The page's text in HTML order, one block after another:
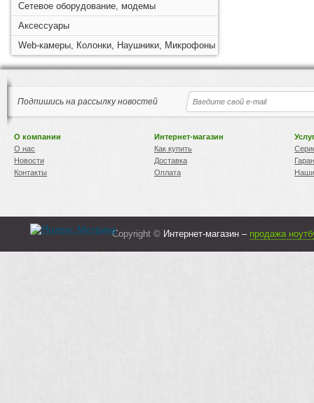
Сетевое оборудование, модемы
Аксессуары
Web-камеры, Колонки, Наушники, Микрофоны
Подпишись на рассылку новостей
О компании
О нас
Новости
Контакты
Интернет-магазин
Как купить
Доставка
Оплата
Copyright © Интернет-магазин – продажа